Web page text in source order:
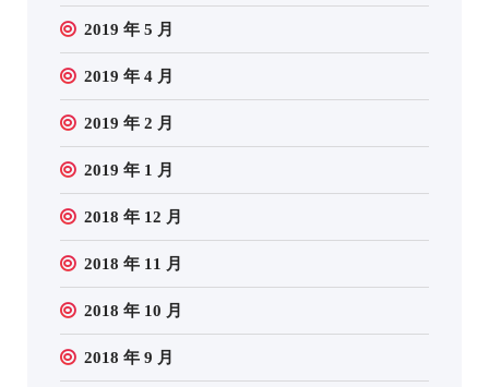
2019 年 5 月
2019 年 4 月
2019 年 2 月
2019 年 1 月
2018 年 12 月
2018 年 11 月
2018 年 10 月
2018 年 9 月